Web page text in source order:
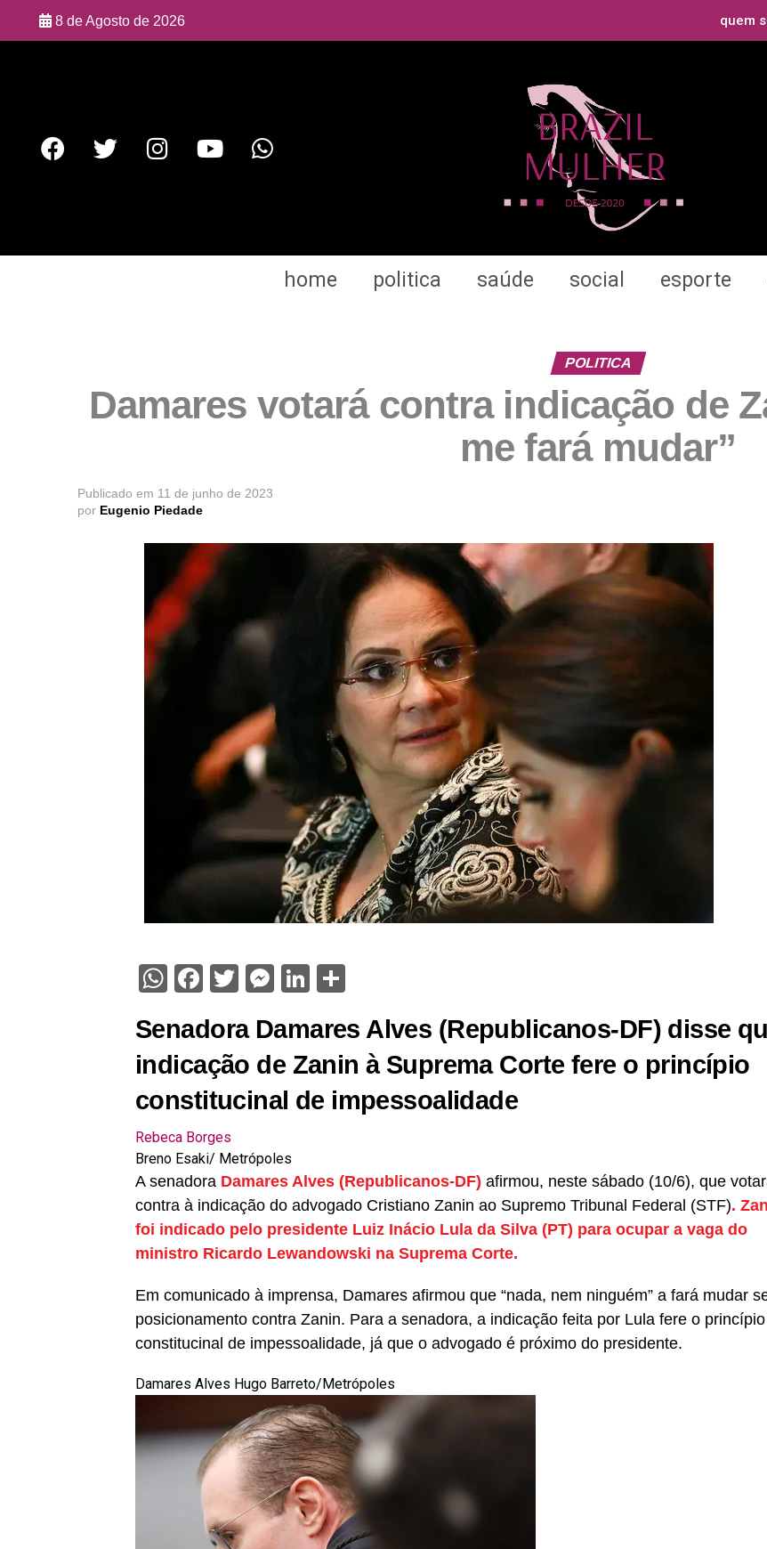
8 de Agosto de 2026 quem
home politica saúde social esporte
POLITICA
Damares votará contra indicação de
me fará mudar”
Publicado em 11 de junho de 2023
por Eugenio Piedade
WhatsApp
Facebook
Twitter
Messenger
LinkedIn
Senadora Damares Alves (Republicanos-DF) disse
indicação de Zanin à Suprema Corte fere o princípio
constitucinal de impessoalidade
Rebeca Borges
Breno Esaki/ Metrópoles
A senadora Damares Alves (Republicanos-DF) afirmou, neste sábado (10/6), que
contra à indicação do advogado Cristiano Zanin ao Supremo Tribunal Federal (STF).
foi indicado pelo presidente Luiz Inácio Lula da Silva (PT) para ocupar a vaga do
ministro Ricardo Lewandowski na Suprema Corte.
Em comunicado à imprensa, Damares afirmou que “nada, nem ninguém” a fará mudar
posicionamento contra Zanin. Para a senadora, a indicação feita por Lula fere o princípio
constitucinal de impessoalidade, já que o advogado é próximo do presidente.
Damares Alves Hugo Barreto/Metrópoles